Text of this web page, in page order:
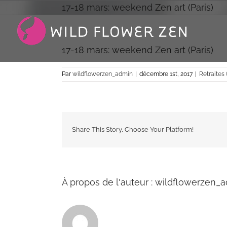
contenu
17-18 mars: weekend Zen art (Paris)
17-18 mars: weekend Zen art (Paris)
Par wildflowerzen_admin décembre 1st, 2017 Retraites
Share This Story, Choose Your Platform!
À propos de l'auteur :